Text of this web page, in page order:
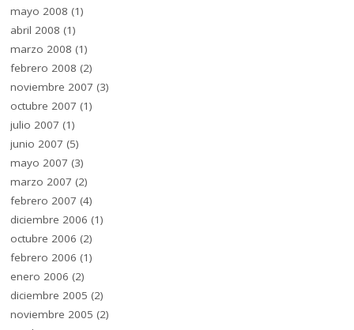
mayo 2008 (1)
abril 2008 (1)
marzo 2008 (1)
febrero 2008 (2)
noviembre 2007 (3)
octubre 2007 (1)
julio 2007 (1)
junio 2007 (5)
mayo 2007 (3)
marzo 2007 (2)
febrero 2007 (4)
diciembre 2006 (1)
octubre 2006 (2)
febrero 2006 (1)
enero 2006 (2)
diciembre 2005 (2)
noviembre 2005 (2)